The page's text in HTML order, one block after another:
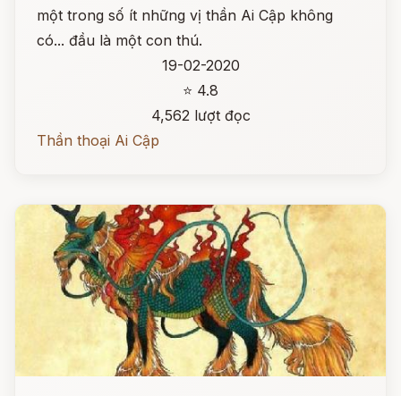
một trong số ít những vị thần Ai Cập không
có... đầu là một con thú.
19-02-2020
⭐ 4.8
4,562 lượt đọc
Thần thoại Ai Cập